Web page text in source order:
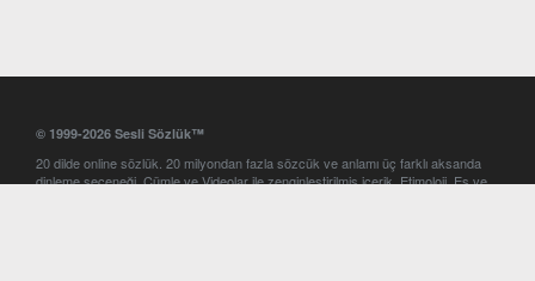
© 1999-2026 Sesli Sözlük™
20 dilde online sözlük. 20 milyondan fazla sözcük ve anlamı üç farklı aksanda
dinleme seçeneği. Cümle ve Videolar ile zenginleştirilmiş içerik. Etimoloji, Eş ve